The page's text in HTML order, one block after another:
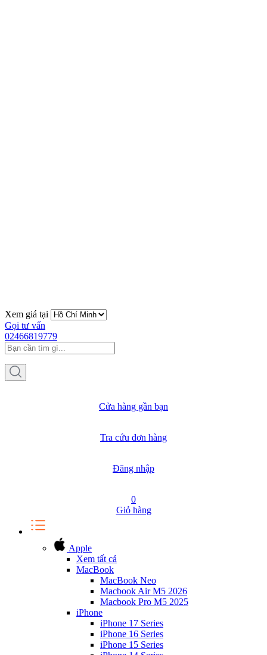
Xem giá tại
Gọi tư vấn
02466819779
Cửa hàng gần bạn
Tra cứu đơn hàng
Đăng nhập
0
Giỏ hàng
Apple
Xem tất cả
MacBook
MacBook Neo
Macbook Air M5 2026
Macbook Pro M5 2025
iPhone
iPhone 17 Series
iPhone 16 Series
iPhone 15 Series